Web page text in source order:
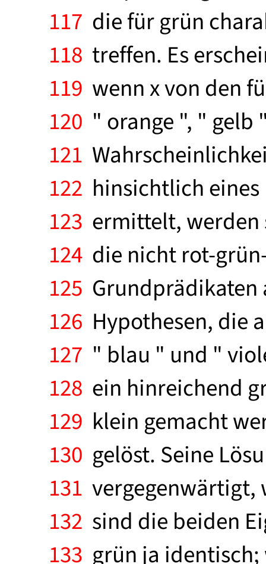
117 die für grün
118 treffen. Es
119 wenn x von den
120 " orange ", "
121
122 hinsichtlich
123 ermittelt, werden
124 die nicht rot-
125
126 Hypothesen, die
127 " blau " und "
128 ein hinreichend
129 klein gemacht
130 gelöst. Seine
131 vergegenwärtigt,
132 sind die beiden
133 grün ja